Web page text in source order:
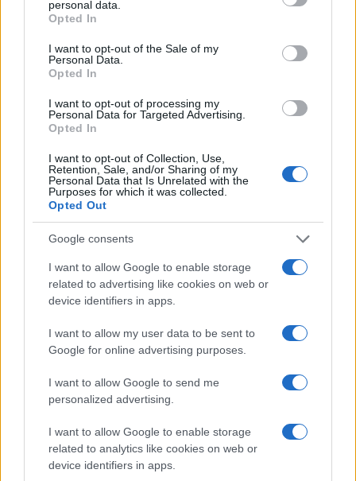
grant or deny consent to Google and its third-party tags to
use your data for below specified purposes in below Google
consent section.
personal data.
Opted In
I want to opt-out of the Sale of my
Personal Data.
Opted In
I want to opt-out of processing my
Personal Data for Targeted Advertising.
Opted In
I want to opt-out of Collection, Use,
Retention, Sale, and/or Sharing of my
Personal Data that Is Unrelated with the
Purposes for which it was collected.
Opted Out
Google consents
I want to allow Google to enable storage
related to advertising like cookies on web or
device identifiers in apps.
I want to allow my user data to be sent to
Google for online advertising purposes.
I want to allow Google to send me
personalized advertising.
I want to allow Google to enable storage
related to analytics like cookies on web or
device identifiers in apps.
Martina Agostina Diturco
I nostri cari
I nostri cari
I nostri cari
Giovannimaria Cabras
Invia un Comunicato Stampa|Pubblicità